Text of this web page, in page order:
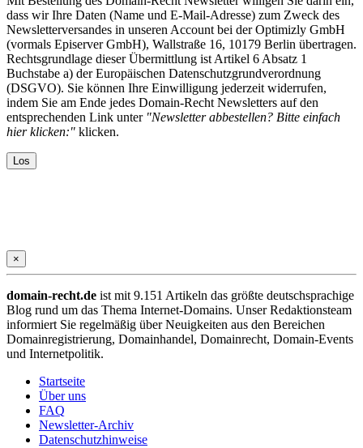
dass wir Ihre Daten (Name und E-Mail-Adresse) zum Zweck des
Newsletterversandes in unseren Account bei der Optimizly GmbH
(vormals Episerver GmbH), Wallstraße 16, 10179 Berlin übertragen.
Rechtsgrundlage dieser Übermittlung ist Artikel 6 Absatz 1
Buchstabe a) der Europäischen Datenschutzgrundverordnung
(DSGVO). Sie können Ihre Einwilligung jederzeit widerrufen,
indem Sie am Ende jedes Domain-Recht Newsletters auf den
entsprechenden Link unter "Newsletter abbestellen? Bitte einfach
hier klicken:" klicken.
×
domain-recht.de ist mit 9.151 Artikeln das größte deutschsprachige
Blog rund um das Thema Internet-Domains. Unser Redaktionsteam
informiert Sie regelmäßig über Neuigkeiten aus den Bereichen
Domainregistrierung, Domainhandel, Domainrecht, Domain-Events
und Internetpolitik.
Startseite
Über uns
FAQ
Newsletter-Archiv
Datenschutzhinweise